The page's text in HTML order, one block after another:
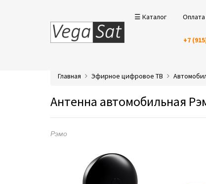
☰ Каталог Оплата
+7
Главная Эфирное цифровое ТВ
Антенна автомобильная
Рэмо